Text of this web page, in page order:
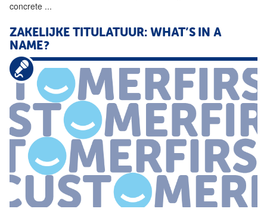
concrete ...
ZAKELIJKE TITULATUUR: WHAT’S IN A
NAME?